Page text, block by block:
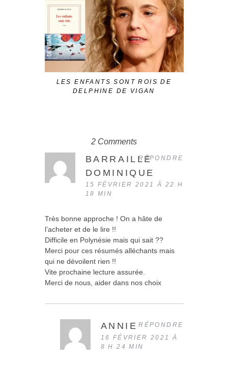
LES ENFANTS SONT ROIS DE
DELPHINE DE VIGAN
2 Comments
BARRAILLE
DOMINIQUE
15 FÉVRIER 2021 À 22 H
18 MIN
Très bonne approche ! On a hâte de
l’acheter et de le lire !!
Difficile en Polynésie mais qui sait ??
Merci pour ces résumés alléchants mais
qui ne dévoilent rien !!
Vite prochaine lecture assurée.
Merci de nous, aider dans nos choix
RÉPONDRE
ANNIE
16 FÉVRIER 2021 À
8 H 24 MIN
RÉPONDRE